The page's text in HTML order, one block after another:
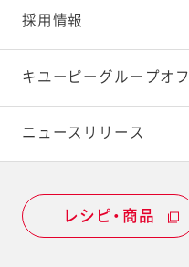
採用情報
キユーピーグループオ
ニュースリリース
レシピ・商品